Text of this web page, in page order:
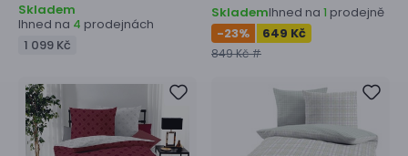
Skladem
Ihned na 4 prodejnách
1 099 Kč
SklademIhned na 1 prodejně
-23% 649 Kč
849 Kč #